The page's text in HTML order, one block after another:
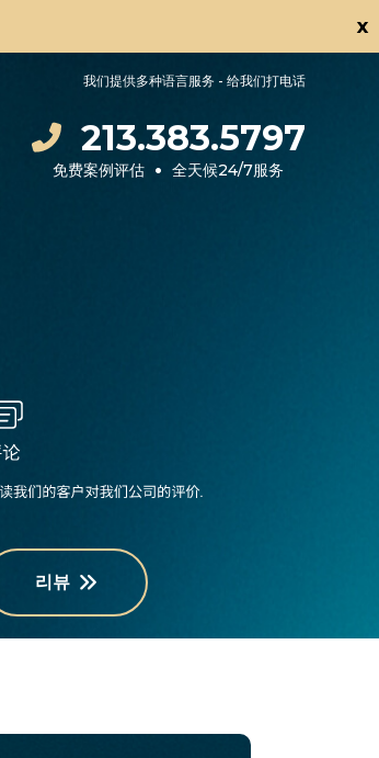
x
我们提供多种语言服务 - 给我们打电话
213.383.5797
免费案例评估 • 全天候24/7服务
리뷰